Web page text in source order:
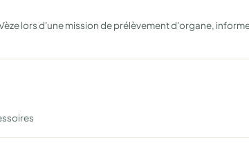
lors d'une mission de prélèvement d'organe,